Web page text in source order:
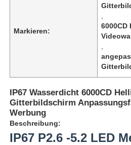
Markieren:
6000CD
IP67 Wasserdicht 6000CD
Gitterbildschirm
Werbung
Beschreibung:
IP67 P2.6 -5.2 LED